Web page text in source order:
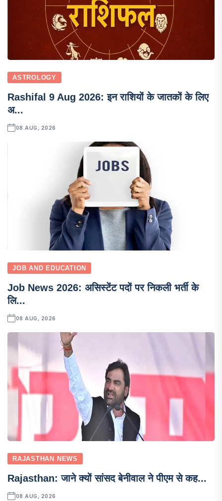
ASTROLOGY
Rashifal 9 Aug 2026: इन राशियों के जातकों के लिए
अ...
08 AUG, 2026
JOB AND EDUCATION
Job News 2026: असिस्टेंट पदों पर निकली भर्ती के
लि...
08 AUG, 2026
RAJASTHAN NEWS
Rajasthan: जाने क्यों सांसद बेनीवाल ने पीएम से कह...
08 AUG, 2026